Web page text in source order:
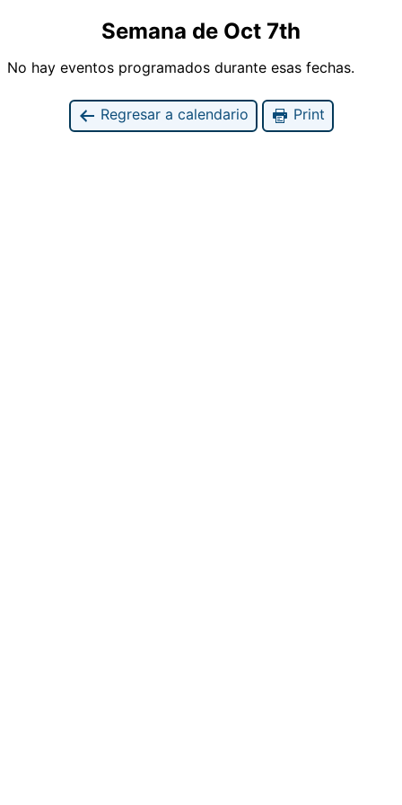
Semana de Oct 7th
No hay eventos programados durante esas fechas.
Regresar a calendario Print